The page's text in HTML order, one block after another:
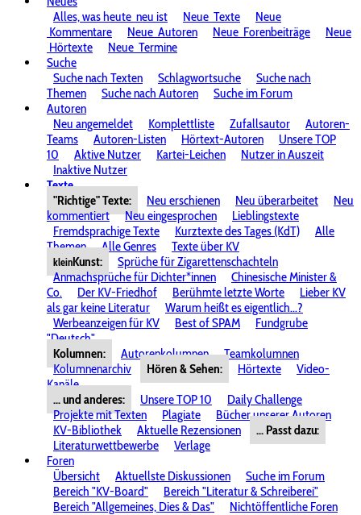
Alles, was heute neu ist Neue Texte
Neue
Kommentare
Neue Autoren Neue Forenbeiträge
Neue
Hörtexte
Neue Termine
Suche
Suche nach Texten
Schlagwortsuche
Suche nach
Themen
Suche nach Autoren
Suche im Forum
Autoren
Neu angemeldet
Komplettliste Zufallsautor
Autoren-
Teams
Autoren-Listen Hörtext-Autoren
Unsere TOP
10
Aktive Nutzer Kartei-Leichen
Nutzer in Auszeit
Inaktive Nutzer
Texte
"Richtige" Texte:
Neu erschienen Neu überarbeitet
Neu
kommentiert
Neu eingesprochen
Lieblingstexte
Fremdsprachige Texte
Kurztexte des Tages (KdT)
Alle
Themen
Alle Genres Texte über KV
kleinKunst:
Sprüche für Zigarettenschachteln
Anmachsprüche für Dichter*innen
Chinesische Minister &
Co.
Der KV-Friedhof Berühmte letzte Worte
Lieber KV
als gar keine Literatur
Warum heißt es eigentlich...?
Werbeanzeigen für KV
Best of SPAM
Fundgrube
"Deutsch"
Kolumnen:
Autorenkolumnen
Teamkolumnen
Kolumnenarchiv
Hören & Sehen: Hörtexte
Video-
Kanäle
... und anderes:
Unsere TOP 10
Daily Challenge
Projekte mit Texten
Plagiate
Bücher unserer Autoren
KV-Bibliothek
Aktuelle Rezensionen
... Passt dazu:
Literaturwettbewerbe
Verlage
Foren
Übersicht
Aktuellste Diskussionen
Suche im Forum
Bereich "KV-Board"
Bereich "Literatur & Schreiberei"
Bereich "Allgemeines, Dies & Das"
Nichtöffentliche Foren